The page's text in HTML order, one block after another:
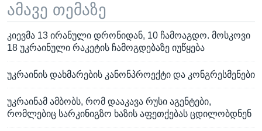
ამავე თემაზე
კიევმა 13 ირანული დრონიდან, 10 ჩამოაგდო. მოსკოვი
18 უკრაინული რაკეტის ჩამოგდებაზე იუწყება
უკრაინის დახმარების კანონპროექტი და კონგრესმენები
უკრაინამ ამბობს, რომ დააკავა რუსი აგენტები,
რომლებიც სარკინიგზო ხაზის აფეთქებას ცდილობდნენ